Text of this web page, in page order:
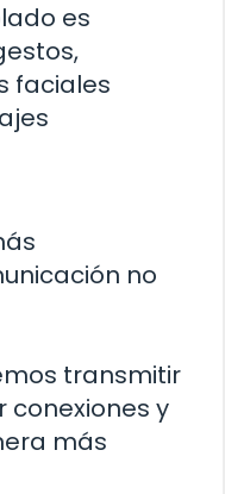
es
faciales
no
transmitir
conexiones y
más